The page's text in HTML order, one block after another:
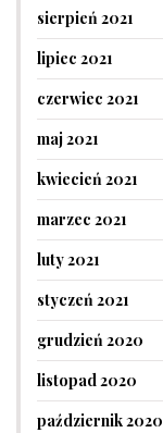
sierpień 2021
lipiec 2021
czerwiec 2021
maj 2021
kwiecień 2021
marzec 2021
luty 2021
styczeń 2021
grudzień 2020
listopad 2020
październik 2020